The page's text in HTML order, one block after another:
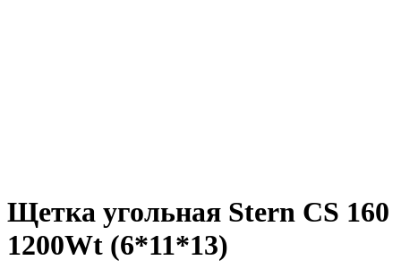
Щетка угольная Stern CS 160
1200Wt (6*11*13)